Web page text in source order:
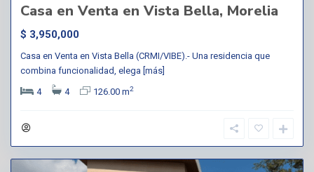
Casa en Venta en Vista Bella, Morelia
$ 3,950,000
Casa en Venta en Vista Bella (CRMI/VIBE).- Una residencia que
combina funcionalidad, elega [más]
4
4 126.00 m2